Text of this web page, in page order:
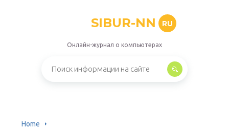
SIBUR-NN RU
Онлайн-журнал о компьютерах
Home